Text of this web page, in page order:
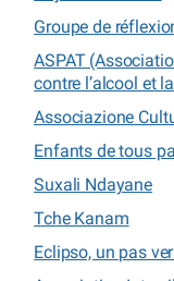
Groupe de
ASPAT
contre l’alcool et
Associazione
Enfants de tous
Suxali Ndayane
Tche Kanam
Eclipso, un pas